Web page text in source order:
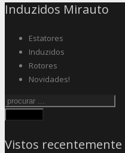
Induzidos Mirauto
Estatores
Induzidos
Rotores
Novidades!
Vistos recentemente